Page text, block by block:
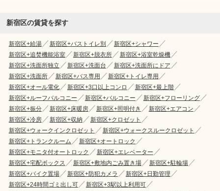
新宿区の賃貸を探す
新宿区+給湯 新宿区+バストイレ別
新宿区+シャワー
新宿区+追焚機能浴室
新宿区+脱衣所
新宿区+浴室乾燥機
新宿区+洗面所独立
新宿区+洗面台
新宿区+洗面所にドア
新宿区+洗面所
新宿区+バス専用
新宿区+トイレ専用
新宿区+オール電化
新宿区+3口以上コンロ
新宿区+最上階
新宿区+ルーフバルコニー
新宿区+バルコニー
新宿区+フローリング
新宿区+振分
新宿区+床暖房 新宿区+照明付き
新宿区+エアコン
新宿区+冷房
新宿区+収納
新宿区+クロゼット
新宿区+ウォークインクロゼット
新宿区+ウォークスルークロゼット
新宿区+トランクルーム
新宿区+オートロック
新宿区+モニタ付オートロック
新宿区+エレベーター
新宿区+宅配ボックス
新宿区+敷地内ごみ置き場
新宿区+駐輪場
新宿区+バイク置場
新宿区+防犯カメラ
新宿区+日勤管理
新宿区+24時間ゴミ出し可
新宿区+3駅以上利用可